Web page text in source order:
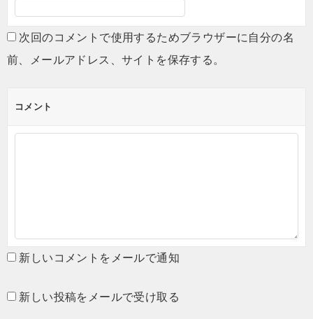
次回のコメントで使用するためブラウザーに自分の名
前、メールアドレス、サイトを保存する。
コメント
新しいコメントをメールで通知
新しい投稿をメールで受け取る